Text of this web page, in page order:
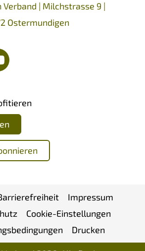
Verband | Milchstrasse 9 |
Ostermundigen
Impressum
Cookie-Einstellungen
Drucken